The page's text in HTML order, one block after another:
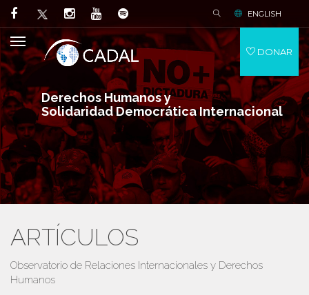
Derechos Humanos y
Solidaridad Democrática Internacional
ENGLISH
DONAR
ARTÍCULOS
Observatorio de Relaciones Internacionales y Derechos
Humanos